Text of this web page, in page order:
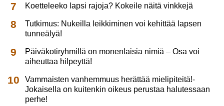
Koetteleeko lapsi rajoja? Kokeile näitä vinkkejä
Tutkimus: Nukeilla leikkiminen voi kehittää lapsen
tunneälyä!
Päiväkotiryhmillä on monenlaisia nimiä – Osa voi
aiheuttaa hilpeyttä!
Vammaisten vanhemmuus herättää mielipiteitä!-
Jokaisella on kuitenkin oikeus perustaa halutessaan
perhe!